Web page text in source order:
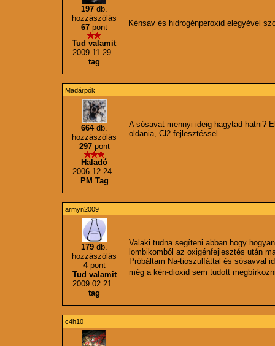
197db.
hozzászólás
67pont
Tud valamit
2009.11.29.
tag
Kénsav és hidrogénperoxid elegyével
Madárpók
664db.
hozzászólás
297pont
Haladó
2006.12.24.
PM Tag
A sósavat mennyi ideig hagytad hatni?
oldania, Cl2 fejlesztéssel.
armyn2009
179 db.
hozzászólás
4pont
Tud valamit
2009.02.21.
tag
Valaki tudna segíteni abban hogy
lombikomból az oxigénfejlesztés után
Próbáltam Na-tioszulfáttal és sósavval
még a kén-dioxid sem tudott
c4h10